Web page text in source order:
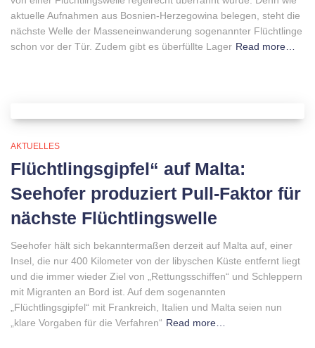
aktuelle Aufnahmen aus Bosnien-Herzegowina belegen, steht die
nächste Welle der Masseneinwanderung sogenannter Flüchtlinge
schon vor der Tür. Zudem gibt es überfüllte Lager Read more…
AKTUELLES
Flüchtlingsgipfel“ auf Malta:
Seehofer produziert Pull-Faktor für
nächste Flüchtlingswelle
Seehofer hält sich bekanntermaßen derzeit auf Malta auf, einer
Insel, die nur 400 Kilometer von der libyschen Küste entfernt liegt
und die immer wieder Ziel von „Rettungsschiffen“ und Schleppern
mit Migranten an Bord ist. Auf dem sogenannten
„Flüchtlingsgipfel“ mit Frankreich, Italien und Malta seien nun
„klare Vorgaben für die Verfahren“ Read more…